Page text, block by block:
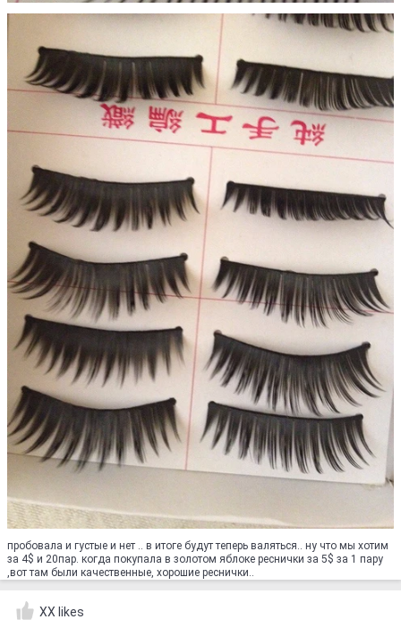
пробовала и густые и нет .. в итоге будут теперь валяться.. ну что мы хотим
за 4$ и 20пар. когда покупала в золотом яблоке реснички за 5$ за 1 пару
,вот там были качественные, хорошие реснички..
XX likes